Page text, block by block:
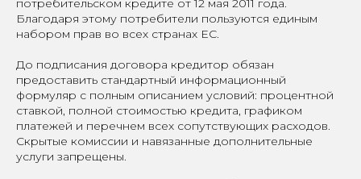
потребительском кредите от 12 мая 2011 года.
Благодаря этому потребители пользуются единым
набором прав во всех странах ЕС.
До подписания договора кредитор обязан
предоставить стандартный информационный
формуляр с полным описанием условий: процентной
ставкой, полной стоимостью кредита, графиком
платежей и перечнем всех сопутствующих расходов.
Скрытые комиссии и навязанные дополнительные
услуги запрещены.